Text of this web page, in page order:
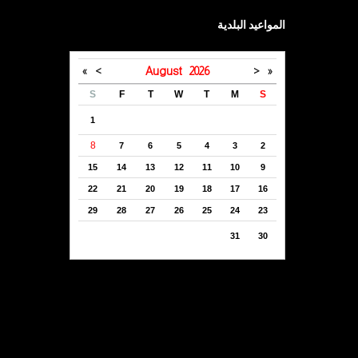
المواعيد البلدية
«
<
August 2026
>
»
S
M
T
W
T
F
S
1
2
3
4
5
6
7
8
9
10
11
12
13
14
15
16
17
18
19
20
21
22
23
24
25
26
27
28
29
30
31